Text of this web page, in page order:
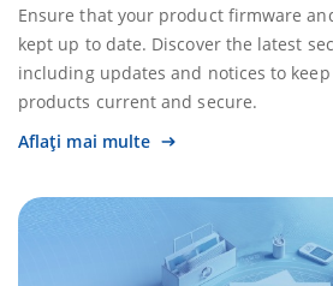
Ensure that your product firmware
kept up to date. Discover the latest
including updates and notices to
products current and secure.
Aflați mai multe